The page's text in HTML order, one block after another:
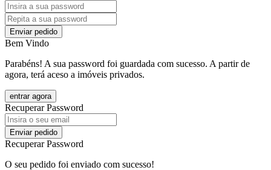
Enviar pedido
Bem Vindo
Parabéns! A sua password foi guardada com sucesso. A partir de
agora, terá aceso a imóveis privados.
entrar agora
Recuperar Password
Enviar pedido
Recuperar Password
O seu pedido foi enviado com sucesso!